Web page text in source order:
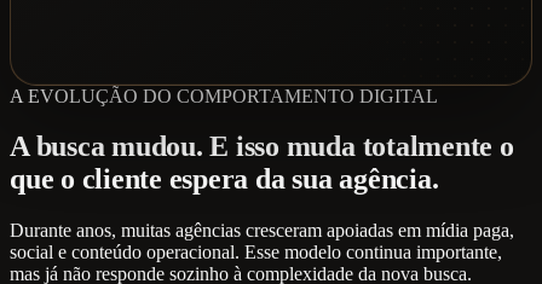
A EVOLUÇÃO DO COMPORTAMENTO DIGITAL
A busca mudou. E isso muda totalmente o
que o cliente espera da sua agência.
Durante anos, muitas agências cresceram apoiadas em mídia paga,
social e conteúdo operacional. Esse modelo continua importante,
mas já não responde sozinho à complexidade da nova busca.